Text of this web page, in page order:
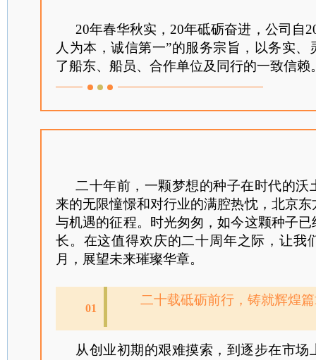
20年春华秋实，20年砥砺奋进，公司自
人为本，诚信第一”的服务宗旨，以务实
了船东、船员、合作单位及同行的一致信赖
二十年前，一颗梦想的种子在时代的沃
来的无限憧憬和对行业的满腔热忱，北京
与机遇的征程。时光匆匆，如今这颗种子
长。在这值得欢庆的二十周年之际，让我
月，展望未来璀璨华章。
01
二十载砥砺前行，铸就辉煌
从创业初期的艰难摸索，到逐步在市场